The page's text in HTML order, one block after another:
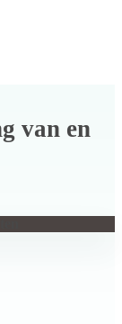
van en